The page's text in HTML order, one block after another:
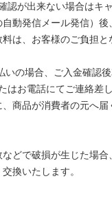
認が出来ない場合はキ
動発信メール発信）後
は、お客様のご負担
いの場合、ご入金確認
はお電話にてご連絡差
商品が消費者の元へ
どで破損が生じた場
換いたします。